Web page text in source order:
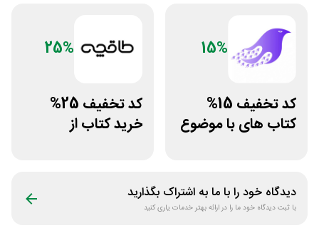
15%
کد تخفیف 15%
کتاب های با موضوع
25%
کد تخفیف 25%
خرید کتاب از
دیدگاه خود را با ما به اشتراک بگذارید
با ثبت دیدگاه خود ما را در ارائه بهتر خدمات یاری کنید